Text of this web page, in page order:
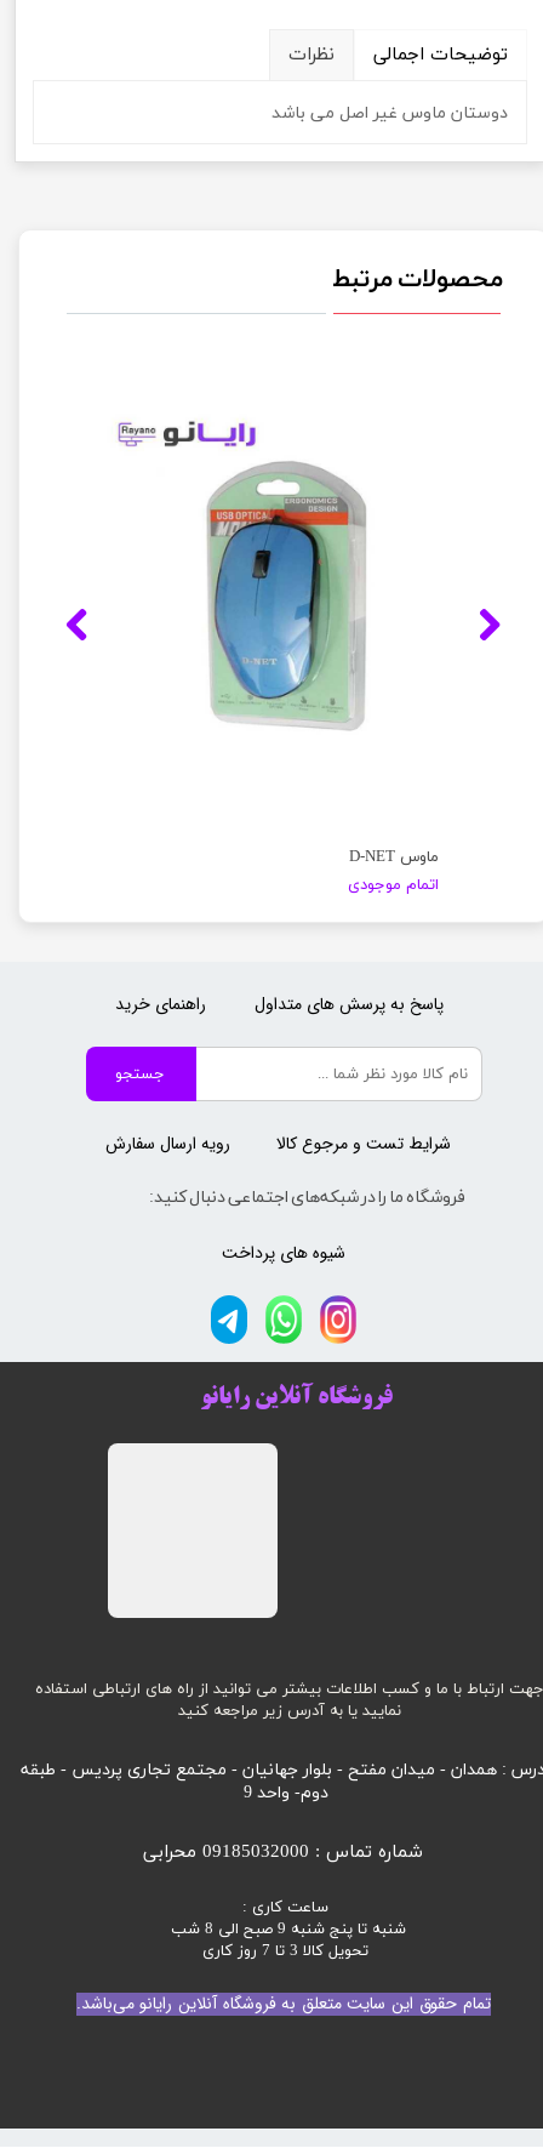
توضیحات اجمالی نظرات
دوستان ماوس غیر اصل می باشد
محصولات مرتبط
ماوس D-NET
اتمام موجودی
تمام حقوق این سایت متعلق به فروشگاه آنلاین رایانو می‌باشد.
جهت ارتباط با ما و کسب اطلاعات بیشتر می توانید از راه های ارتباطی استفاده
نمایید یا به آدرس زیر مراجعه کنید
: همدان - میدان مفتح - بلوار جهانیان - مجتمع تجاری پردیس - طبقه
دوم- واحد 9
ساعت کاری :
شنبه تا پنج شنبه 9 صبح الی 8 شب
تحویل کالا 3 تا 7 روز کاری
شماره تماس : 09185032000 محرابی
فروشگاه آنلاین رایانو
جستجو
فروشگاه ما را در شبکه‌های اجتماعی دنبال کنید:
رویه ارسال سفارش
راهنمای خرید
شیوه های پرداخت
پاسخ به پرسش های متداول
شرایط تست و مرجوع کالا